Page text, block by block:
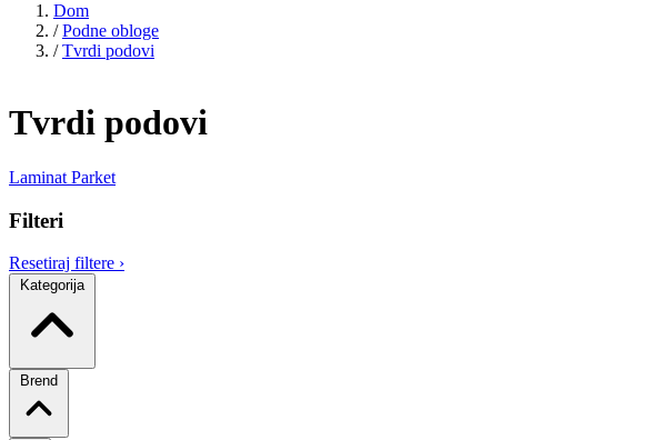
Dom
/ Podne obloge
/ Tvrdi podovi
Tvrdi podovi
Laminat Parket
Filteri
Resetiraj filtere ›
Kategorija
Brend